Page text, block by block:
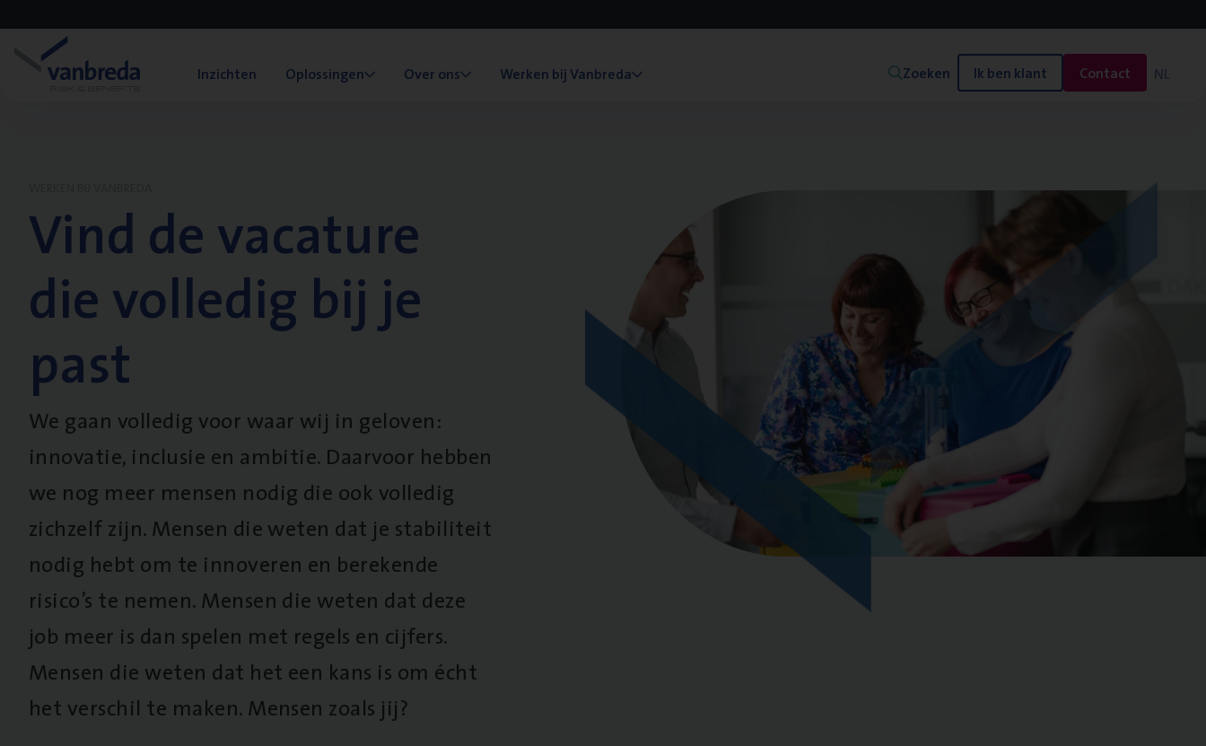
Inzichten Oplossingen Over ons Werken bij Vanbreda Zoeken Ik ben klant Contact NL
Vind de vacature
die volledig bij je
past
We gaan volledig voor waar wij in geloven:
innovatie, inclusie en ambitie. Daarvoor hebben
we nog meer mensen nodig die ook volledig
zichzelf zijn. Mensen die weten dat je stabiliteit
nodig hebt om te innoveren en berekende
risico’s te nemen. Mensen die weten dat deze
job meer is dan spelen met regels en cijfers.
Mensen die weten dat het een kans is om écht
het verschil te maken. Mensen zoals jij?